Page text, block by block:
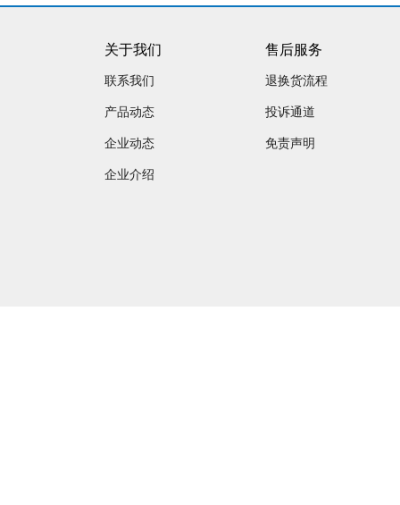
关于我们
联系我们
产品动态
企业动态
企业介绍
售后服务
退换货流程
投诉通道
免责声明